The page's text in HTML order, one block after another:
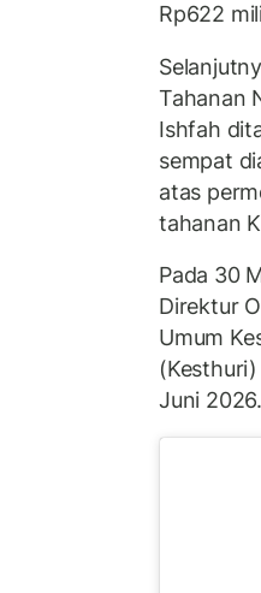
Rp622
Tahanan
Ishfah
sempat
atas
tahanan
Pada 30
Direktur
Umum
Juni 2026.